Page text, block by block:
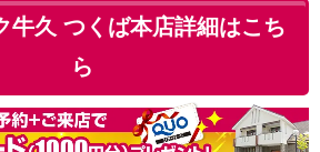
牛久 つくば本店詳細はこち
ら